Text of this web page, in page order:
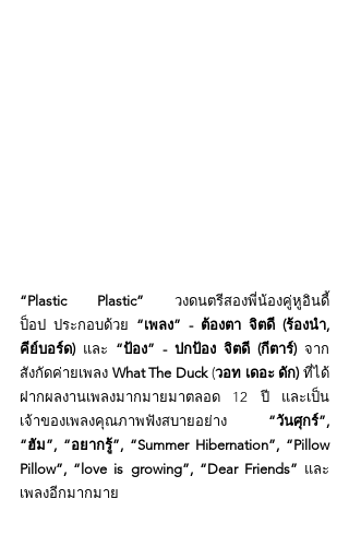
“Plastic Plastic” วงดนตรีสองพี่น้องคู่หูอินดี้
ป็อป ประกอบด้วย “เพลง” - ต้องตา จิตดี (ร้องนำ,
คีย์บอร์ด) และ “ป้อง” - ปกป้อง จิตดี (กีตาร์) จาก
สังกัดค่ายเพลง What The Duck (วอท เดอะ ดัก) ที่ได้
ฝากผลงานเพลงมากมายมาตลอด 12 ปี และเป็น
เจ้าของเพลงคุณภาพฟังสบายอย่าง “วันศุกร์”,
“ฮัม”, “อยากรู้”, “Summer Hibernation”, “Pillow
Pillow”, “love is growing”, “Dear Friends” และ
เพลงอีกมากมาย